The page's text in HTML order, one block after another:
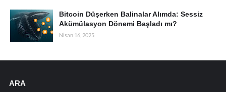
Bitcoin Düşerken Balinalar Alımda: Sessiz
Akümülasyon Dönemi Başladı mı?
Nisan 16, 2025
ARA